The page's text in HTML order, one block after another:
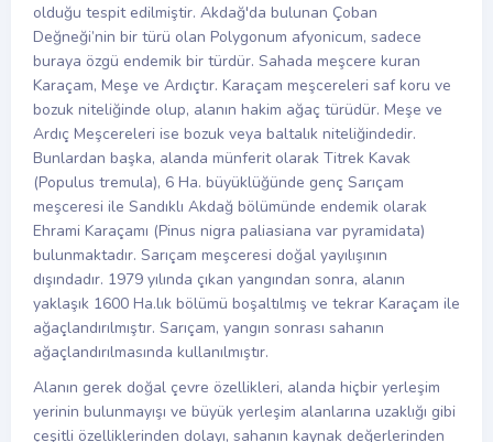
olduğu tespit edilmiştir. Akdağ'da bulunan Çoban
Değneği’nin bir türü olan Polygonum afyonicum, sadece
buraya özgü endemik bir türdür. Sahada meşcere kuran
Karaçam, Meşe ve Ardıçtır. Karaçam meşcereleri saf koru ve
bozuk niteliğinde olup, alanın hakim ağaç türüdür. Meşe ve
Ardıç Meşcereleri ise bozuk veya baltalık niteliğindedir.
Bunlardan başka, alanda münferit olarak Titrek Kavak
(Populus tremula), 6 Ha. büyüklüğünde genç Sarıçam
meşceresi ile Sandıklı Akdağ bölümünde endemik olarak
Ehrami Karaçamı (Pinus nigra paliasiana var pyramidata)
bulunmaktadır. Sarıçam meşceresi doğal yayılışının
dışındadır. 1979 yılında çıkan yangından sonra, alanın
yaklaşık 1600 Ha.lık bölümü boşaltılmış ve tekrar Karaçam ile
ağaçlandırılmıştır. Sarıçam, yangın sonrası sahanın
ağaçlandırılmasında kullanılmıştır.
Alanın gerek doğal çevre özellikleri, alanda hiçbir yerleşim
yerinin bulunmayışı ve büyük yerleşim alanlarına uzaklığı gibi
çeşitli özelliklerinden dolayı, sahanın kaynak değerlerinden